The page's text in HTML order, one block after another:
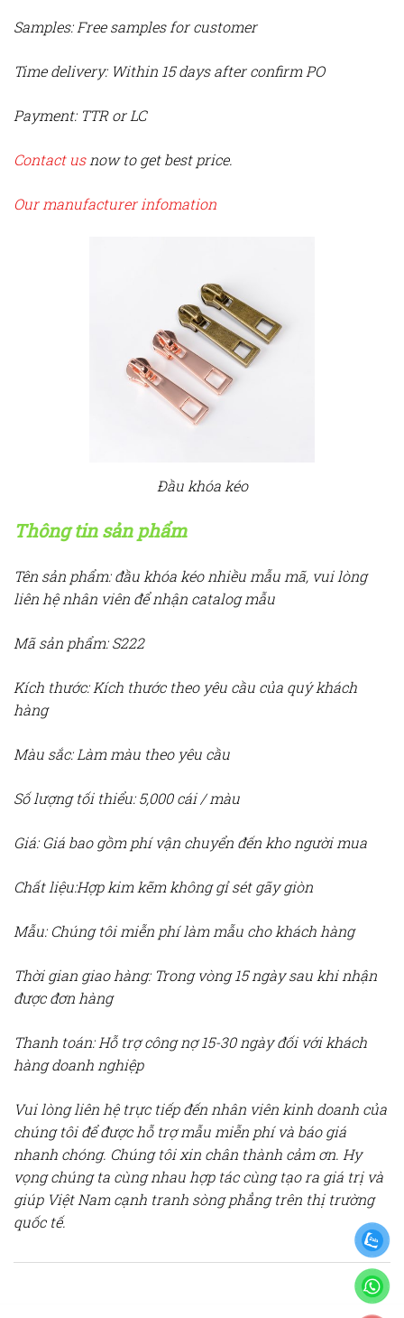
Samples: Free samples for customer
Time delivery: Within 15 days after confirm PO
Payment: TTR or LC
Contact usnow to get best price.
Our manufacturer infomation
Đầu khóa kéo
Thông tin sản phẩm
Tên sản phẩm: đầu khóa kéo nhiều mẫu mã, vui lòng
liên hệ nhân viên để nhận catalog mẫu
Mã sản phẩm: S222
Kích thước: Kích thước theo yêu cầu của quý khách
hàng
Màu sắc: Làm màu theo yêu cầu
Số lượng tối thiểu: 5,000 cái / màu
Giá: Giá bao gồm phí vận chuyển đến kho người mua
Chất liệu:Hợp kim kẽm không gỉ sét gãy giòn
Mẫu: Chúng tôi miễn phí làm mẫu cho khách hàng
Thời gian giao hàng: Trong vòng 15 ngày sau khi nhận
được đơn hàng
Thanh toán: Hỗ trợ công nợ 15-30 ngày đối với khách
hàng doanh nghiệp
Vui lòng liên hệ trực tiếp đến nhân viên kinh doanh của
chúng tôi để được hỗ trợ mẫu miễn phí và báo giá
nhanh chóng. Chúng tôi xin chân thành cảm ơn. Hy
vọng chúng ta cùng nhau hợp tác cùng tạo ra giá trị và
giúp Việt Nam cạnh tranh sòng phẳng trên thị trường
quốc tế.